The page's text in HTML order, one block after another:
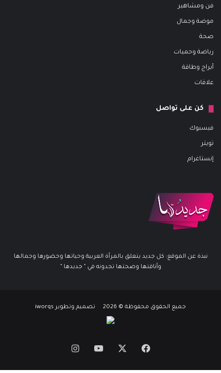
فن ومشاهير
موضة وجمال
صحة
رياضة وحميات
أبراج وطاقة
علاقات
كن على تواصل
فيسبوك
تويتر
إنستاغرام
نبذة عن الموقع: كل جديد يتعلق بالمرأة العربية وحياتها وحضورها وجمالها
وأناقتها وصحتها تجدونه في " جديدها "
جميع الحقوق محفوظة © 2026 تصميم وتطوير iworqs
فيسبوك يوتيوبانستقرام